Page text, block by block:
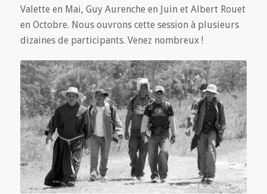
Valette en Mai, Guy Aurenche en Juin et Albert Rouet
en Octobre. Nous ouvrons cette session à plusieurs
dizaines de participants. Venez nombreux !